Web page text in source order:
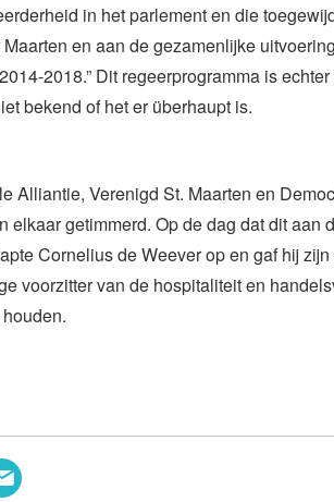
in het parlement en die
en aan de gezamenlijke
2018.” Dit regeerprogramma is
bekend of het er überhaupt is.
Alliantie, Verenigd St. Maarten en
elkaar getimmerd. Op de dag dat dit aan
Cornelius de Weever op en gaf hij
voorzitter van de hospitaliteit en